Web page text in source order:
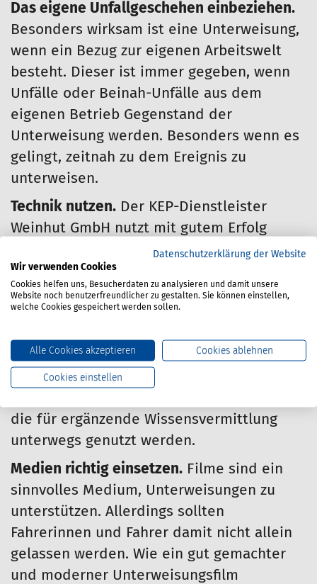
Das eigene Unfallgeschehen einbeziehen.
Besonders wirksam ist eine Unterweisung,
wenn ein Bezug zur eigenen Arbeitswelt
besteht. Dieser ist immer gegeben, wenn
Unfälle oder Beinah-Unfälle aus dem
eigenen Betrieb Gegenstand der
Unterweisung werden. Besonders wenn es
gelingt, zeitnah zu dem Ereignis zu
unterweisen.
Technik nutzen. Der KEP-Dienstleister
Weinhut GmbH nutzt mit gutem Erfolg
Künstliche Intelligenz (KI), um
Unterweisungen in andere Sprachen zu
übersetzen. Die Spedition Ansorge arbeitet
über einen Dienstleister mit Dashcams und
ausgewählten Fahrsituationen zu geben.
Andere Unternehmen nutzen kleine
die für ergänzende Wissensvermittlung
unterwegs genutzt werden.
Medien richtig einsetzen. Filme sind ein
sinnvolles Medium, Unterweisungen zu
unterstützen. Allerdings sollten
Fahrerinnen und Fahrer damit nicht allein
gelassen werden. Wie ein gut gemachter
und moderner Unterweisungsfilm
Datenschutzerklärung der Website
Wir verwenden Cookies
Cookies helfen uns, Besucherdaten zu analysieren und damit unsere
Website noch benutzerfreundlicher zu gestalten. Sie können einstellen,
welche Cookies gespeichert werden sollen.
Alle Cookies akzeptieren Cookies ablehnen
Cookies einstellen